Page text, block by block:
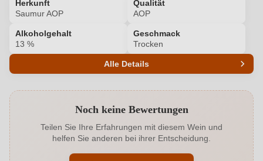
Herkunft
Saumur AOP
Qualität
AOP
Alkoholgehalt
13 %
Geschmack
Trocken
Alle Details
Alkoholgehalt in % 13 %
Allergene Enthält Sulfite
Noch keine Bewertungen
Teilen Sie Ihre Erfahrungen mit diesem Wein und
helfen Sie anderen bei ihrer Entscheidung.